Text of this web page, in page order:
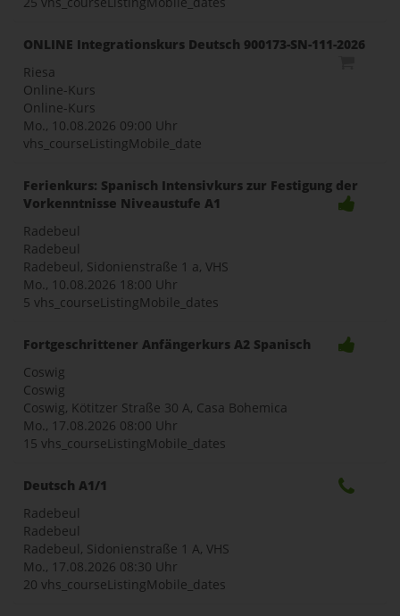
ONLINE Integrationskurs Deutsch 900173-SN-111-2026
Riesa
Online-Kurs
Online-Kurs
Mo., 10.08.2026 09:00 Uhr
vhs_courseListingMobile_date
Ferienkurs: Spanisch Intensivkurs zur Festigung der
Vorkenntnisse Niveaustufe A1
Radebeul
Radebeul
Radebeul, Sidonienstraße 1 a, VHS
Mo., 10.08.2026 18:00 Uhr
5 vhs_courseListingMobile_dates
Fortgeschrittener Anfängerkurs A2 Spanisch
Coswig
Coswig
Coswig, Kötitzer Straße 30 A, Casa Bohemica
Mo., 17.08.2026 08:00 Uhr
15 vhs_courseListingMobile_dates
Deutsch A1/1
Radebeul
Radebeul
Radebeul, Sidonienstraße 1 A, VHS
Mo., 17.08.2026 08:30 Uhr
20 vhs_courseListingMobile_dates